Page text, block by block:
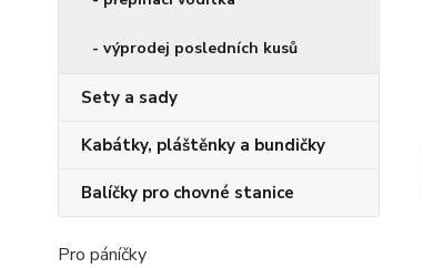
- výprodej posledních kusů
Sety a sady
Kabátky, pláštěnky a bundičky
Balíčky pro chovné stanice
Pro páníčky